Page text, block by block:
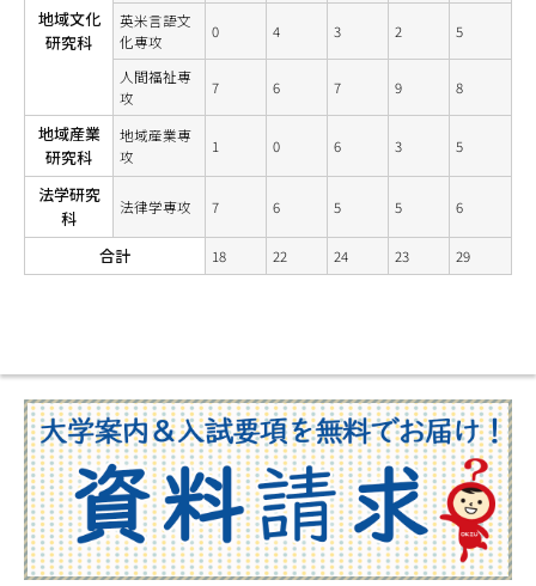
地域文化
研究科
英米言語文
化専攻
0 4 3 2 5
人間福祉専
攻
7 6 7 9 8
地域産業
研究科
地域産業専
攻
1 0 6 3 5
法学研究
科
法律学専攻 7 6 5 5 6
合計 18 22 24 23 29